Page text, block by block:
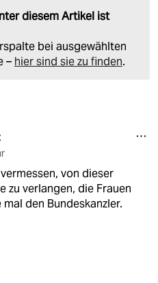
diesem Artikel ist
bei ausgewählten
– hier sind sie zu finden.
von dieser
zu verlangen, die Frauen
den Bundeskanzler.